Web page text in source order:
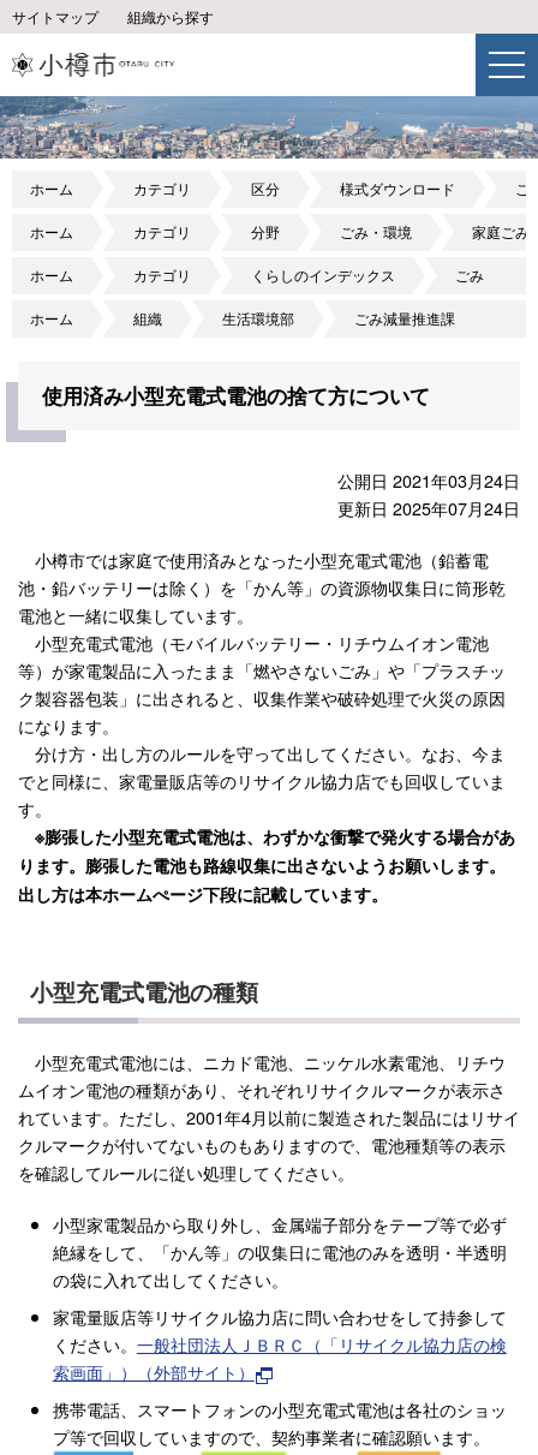
サイトマップ 組織から探す
ホーム カテゴリ 区分 様式ダウンロード ご
ホーム カテゴリ 分野 ごみ・環境 家庭ごみ
ホーム カテゴリ くらしのインデックス ごみ
ホーム 組織 生活環境部 ごみ減量推進課
使用済み小型充電式電池の捨て方について
公開日 2021年03月24日
更新日 2025年07月24日
小樽市では家庭で使用済みとなった小型充電式電池（鉛蓄電
池・鉛バッテリーは除く）を「かん等」の資源物収集日に筒形乾
電池と一緒に収集しています。
小型充電式電池（モバイルバッテリー・リチウムイオン電池
等）が家電製品に入ったまま「燃やさないごみ」や「プラスチッ
ク製容器包装」に出されると、収集作業や破砕処理で火災の原因
になります。
分け方・出し方のルールを守って出してください。なお、今ま
でと同様に、家電量販店等のリサイクル協力店でも回収していま
す。
※膨張した小型充電式電池は、わずかな衝撃で発火する場合があ
ります。膨張した電池も路線収集に出さないようお願いします。
出し方は本ホームぺージ下段に記載しています。
小型充電式電池の種類
小型充電式電池には、ニカド電池、ニッケル水素電池、リチウ
ムイオン電池の種類があり、それぞれリサイクルマークが表示さ
れています。ただし、2001年4月以前に製造された製品にはリサイ
クルマークが付いてないものもありますので、電池種類等の表示
を確認してルールに従い処理してください。
小型家電製品から取り外し、金属端子部分をテープ等で必ず
絶縁をして、「かん等」の収集日に電池のみを透明・半透明
の袋に入れて出してください。
家電量販店等リサイクル協力店に問い合わせをして持参して
ください。 一般社団法人ＪＢＲＣ（「リサイクル協力店の検
索画面」）（外部サイト）
携帯電話、スマートフォンの小型充電式電池は各社のショッ
プ等で回収していますので、契約事業者に確認願います。